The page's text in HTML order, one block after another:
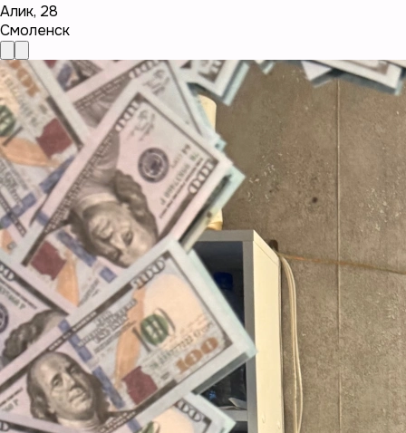
Алик, 28
Смоленск